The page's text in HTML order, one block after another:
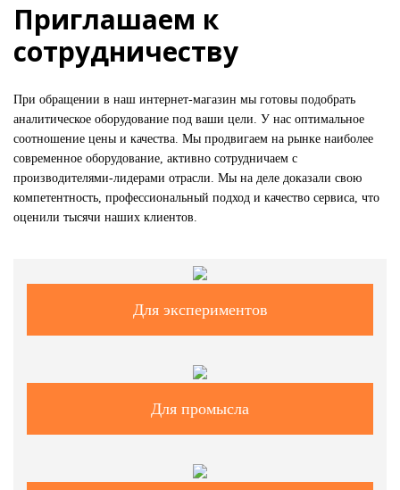
Приглашаем к
сотрудничеству
При обращении в наш интернет-магазин мы готовы подобрать
аналитическое оборудование под ваши цели. У нас оптимальное
соотношение цены и качества. Мы продвигаем на рынке наиболее
современное оборудование, активно сотрудничаем с
производителями-лидерами отрасли. Мы на деле доказали свою
компетентность, профессиональный подход и качество сервиса, что
оценили тысячи наших клиентов.
Для экспериментов
Для промысла